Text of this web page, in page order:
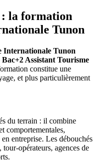
: la formation
Tunon
Internationale Tunon
Bac+2 Assistant Tourisme
constitue une
et plus particulièrement
du terrain : il combine
comportementales,
entreprise. Les débouchés
opérateurs, agences de